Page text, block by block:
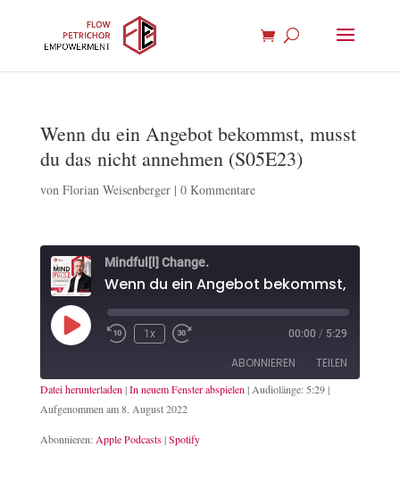
Wenn du ein Angebot bekommst, musst
du das nicht annehmen (S05E23)
von Florian Weisenberger| 0 Kommentare
Mindful[l] Change.
Play
Episode
1x 00:00 / 5:29
ABONNIEREN TEILEN
Apple Podcasts
RSS FEED
TEILEN
Datei herunterladen |In neuem Fenster abspielen | Audiolänge: 5:29|
Aufgenommen am 8. August 2022
Abonnieren: Apple Podcasts|Spotify